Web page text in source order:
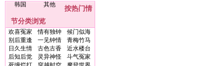
韩国
其他
按热门情
节分类浏览
欢喜冤家 情有独钟
候门似海
别后重逢
一见钟情
青梅竹马
日久生情
古色古香
近水楼台
后知后觉
灵异神怪
斗气冤家